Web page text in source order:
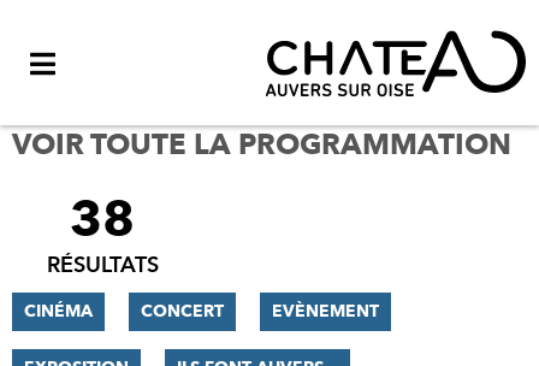
VOIR TOUTE LA PROGRAMMATION
FILTRER
RÉSULTATS
38
RÉSULTATS
CINÉMA CONCERT EVÈNEMENT